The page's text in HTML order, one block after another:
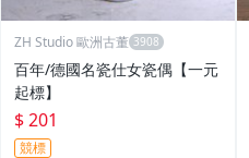
ZH Studio 歐洲古董
百年/德國名瓷仕女瓷偶【一元
起標】
$ 201
競標